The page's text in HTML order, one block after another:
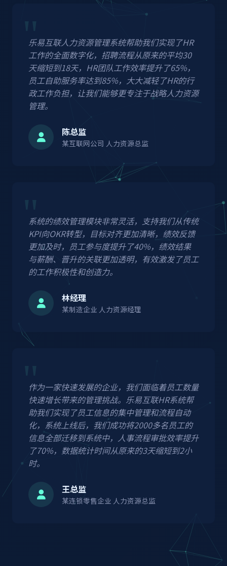
乐易互联人力资源管理系统帮助我们实现了HR
工作的全面数字化，招聘流程从原来的平均30
天缩短到18天，HR团队工作效率提升了65%，
员工自助服务率达到85%，大大减轻了HR的行
政工作负担，让我们能够更专注于战略人力资源
管理。
陈总监
某互联网公司 人力资源总监
系统的绩效管理模块非常灵活，支持我们从传统
KPI向OKR转型，目标对齐更加清晰，绩效反馈
更加及时，员工参与度提升了40%，绩效结果
与薪酬、晋升的关联更加透明，有效激发了员工
的工作积极性和创造力。
林经理
某制造企业 人力资源经理
作为一家快速发展的企业，我们面临着员工数量
快速增长带来的管理挑战。乐易互联HR系统帮
助我们实现了员工信息的集中管理和流程自动
化，系统上线后，我们成功将2000多名员工的
信息全部迁移到系统中，人事流程审批效率提升
了70%，数据统计时间从原来的3天缩短到2小
时。
王总监
某连锁零售企业 人力资源总监